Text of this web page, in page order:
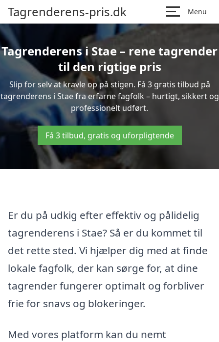
Tagrenderens-pris.dk Menu
Tagrenderens i Stae – rene tagrender
til den rigtige pris
Slip for selv at kravle op på stigen. Få 3 gratis tilbud på
tagrenderens i Stae fra erfarne fagfolk – hurtigt, sikkert og
professionelt udført.
Få 3 tilbud, gratis og uforpligtende
Er du på udkig efter effektiv og pålidelig
tagrenderens i Stae? Så er du kommet til
det rette sted. Vi hjælper dig med at finde
lokale fagfolk, der kan sørge for, at dine
tagrender fungerer optimalt og forbliver
frie for snavs og blokeringer.
Med vores platform kan du nemt